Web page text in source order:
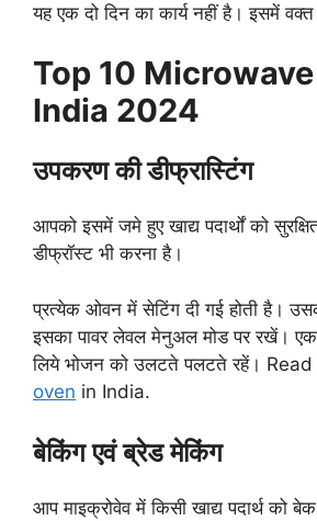
यह एक दो दिन का कार्य नहीं है। इसमें
Top 10
India 2024
उपकरण की डीफ्रास्टिंग
आपको इसमें जमे हुए खाद्य पदार्थों को
डीफ्रॉस्ट भी करना है।
प्रत्येक ओवन में सेटिंग दी गई होती है।
इसका पावर लेवल मेनुअल मोड पर रखें।
लिये भोजन को उलटते पलटते रहें।
oven in India.
बेकिंग एवं ब्रेड मेकिंग
आप माइक्रोवेव में किसी खाद्य पदार्थ को